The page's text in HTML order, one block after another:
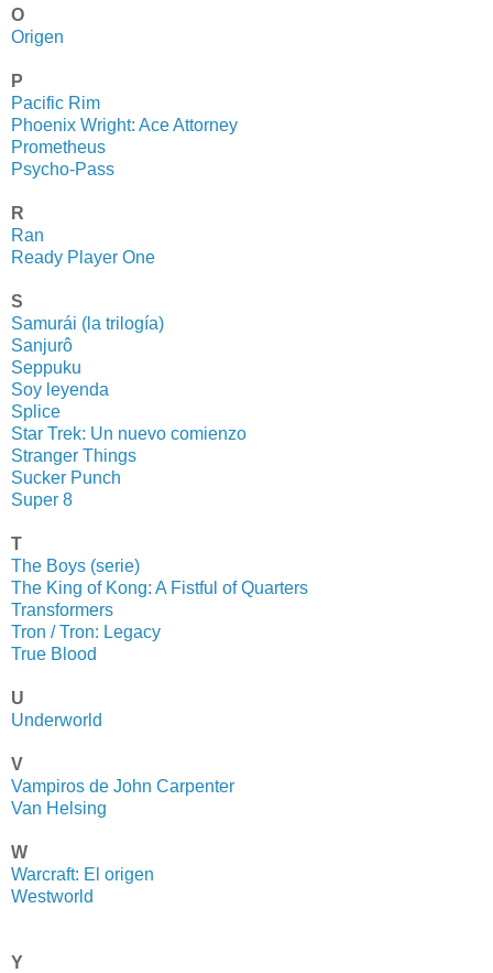
O
Origen
P
Pacific Rim
Phoenix Wright: Ace Attorney
Prometheus
Psycho-Pass
R
Ran
Ready Player One
S
Samurái (la trilogía)
Sanjurô
Seppuku
Soy leyenda
Splice
Star Trek: Un nuevo comienzo
Stranger Things
Sucker Punch
Super 8
T
The Boys (serie)
The King of Kong: A Fistful of Quarters
Transformers
Tron / Tron: Legacy
True Blood
U
Underworld
V
Vampiros de John Carpenter
Van Helsing
W
Warcraft: E l origen
Westworld
Y